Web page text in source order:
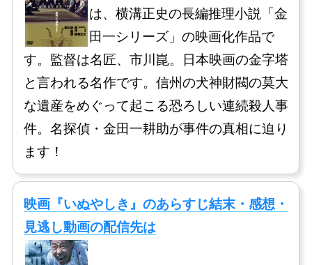
は、横溝正史の長編推理小説「金
田一シリーズ」の映画化作品で
す。監督は名匠、市川崑。日本映画の金字塔
と言われる名作です。信州の犬神財閥の莫大
な遺産をめぐって起こる恐ろしい連続殺人事
件。名探偵・金田一耕助が事件の真相に迫り
ます！
映画『いぬやしき』のあらすじ結末・感想・
見逃し動画の配信先は